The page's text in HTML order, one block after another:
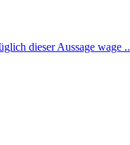
dieser Aussage wage